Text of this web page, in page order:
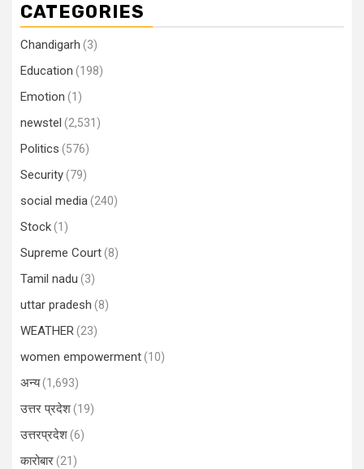
CATEGORIES
Chandigarh (3)
Education (198)
Emotion (1)
newstel (2,531)
Politics (576)
Security(79)
social media(240)
Stock(1)
Supreme Court(8)
Tamil nadu (3)
uttar pradesh (8)
WEATHER(23)
women empowerment(10)
अन्य(1,693)
उत्तर प्रदेश(19)
उत्तरप्रदेश(6)
कारोबार(21)